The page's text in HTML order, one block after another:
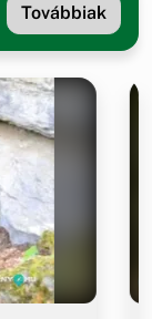
Továbbiak